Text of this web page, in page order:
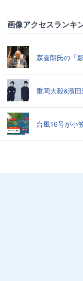
画像アクセスランキ
森喜朗氏の「
重岡大毅&濱
台風16号が小